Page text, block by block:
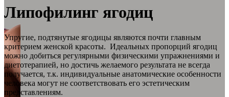
Липофилинг ягодиц
Упругие, подтянутые ягодицы являются почти главным
критерием женской красоты. Идеальных пропорций ягодиц
можно добиться регулярными физическими упражнениями и
диетотерапией, но достичь желаемого результата не всегда
получается, т.к. индивидуальные анатомические особенности
человека могут не соответствовать его эстетическим
представлениям.